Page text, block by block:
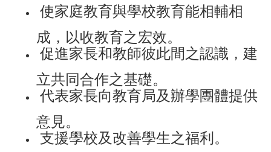
使家庭教育與學校教育能相輔相
成，以收教育之宏效。
促進家長和教師彼此間之認識，建
立共同合作之基礎。
代表家長向教育局及辦學團體提供
意見。
支援學校及改善學生之福利。